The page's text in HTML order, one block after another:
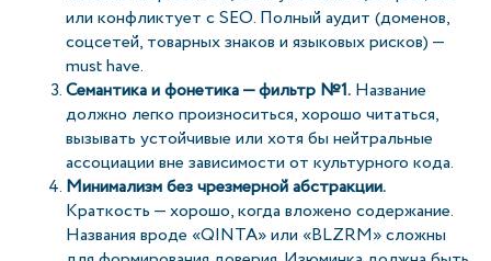
или конфликтует с SEO. Полный аудит (доменов,
соцсетей, товарных знаков и языковых рисков) —
must have.
Семантика и фонетика — фильтр №1. Название
должно легко произноситься, хорошо читаться,
вызывать устойчивые или хотя бы нейтральные
ассоциации вне зависимости от культурного кода.
Минимализм без чрезмерной абстракции.
Краткость — хорошо, когда вложено содержание.
Названия вроде «QINTA» или «BLZRM» сложны